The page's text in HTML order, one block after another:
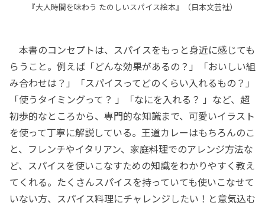
『大人時間を味わう たのしいスパイス絵本』（日本文芸社）
本書のコンセプトは、スパイスをもっと身近に感じても
らうこと。例えば「どんな効果があるの？」「おいしい組
み合わせは？」「スパイスってどのくらい入れるもの？」
「使うタイミングって？ 」「なにを入れる？ 」など、超
初歩的なところから、専門的な知識まで、可愛いイラスト
を使って丁寧に解説している。王道カレーはもちろんのこ
と、フレンチやイタリアン、家庭料理でのアレンジ方法な
ど、スパイスを使いこなすための知識をわかりやすく教え
てくれる。たくさんスパイスを持っていても使いこなせて
いない方、スパイス料理にチャレンジしたい！と意気込む